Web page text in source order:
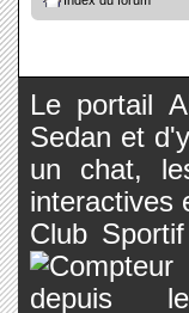
Le portail
Sedan et
un chat,
interactives
Club